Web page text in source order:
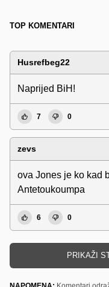
TOP KOMENTARI
Husrefbeg22
Naprijed BiH!
7 0
zevs
ova Jones je ko kad
Antetoukoumpa
6 0
PRIKAŽI